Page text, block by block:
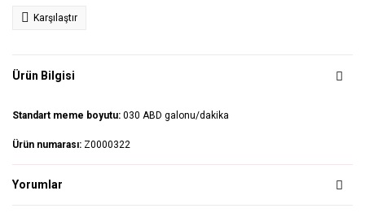
Karşılaştır
Ürün Bilgisi
Standart meme boyutu: 030 ABD galonu/dakika
Ürün numarası: Z0000322
Yorumlar